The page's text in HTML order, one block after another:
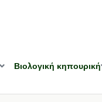
Βιολογική κηπουρική